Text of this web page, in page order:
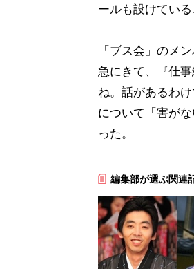
ールも設けている
「ブス会」のメ
急にきて、『仕
ね。話があるわ
について「害が
った。
編集部が選ぶ関連